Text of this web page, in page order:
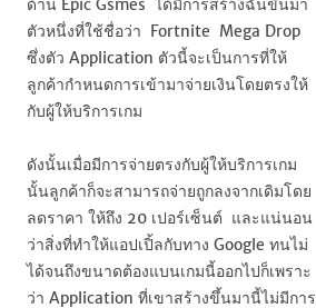
ด้าน Epic Gsmesได้มีการสร้างฉันขึ้นมา
ตัวหนึ่งที่ใช้ชื่อว่า
Fortnite Mega Drop
ซึ่งตัว Application ตัวนี้จะเป็นการที่ให้
ลูกค้ากำหนดการเข้ามาจ่ายเงินโดยตรงให้
กับผู้ให้บริการเกม
ดังนั้นเมื่อมีการจ่ายตรงกับผู้ให้บริการเกม
นั้นลูกค้าก็จะสามารถจ่ายถูกลงจากเดิมโดย
ลดราคา ให้ถึง 20 เปอร์เซ็นต์ และแน่นอน
ว่าสิ่งที่ทำให้แอปเปิ้ลกับทาง Google ทนไม่
ได้จนถึงขนาดต้องแบนเกมนี้ออกไปก็เพราะ
ว่า Application ที่เขาสร้างขึ้นมานี้ไม่มีการ